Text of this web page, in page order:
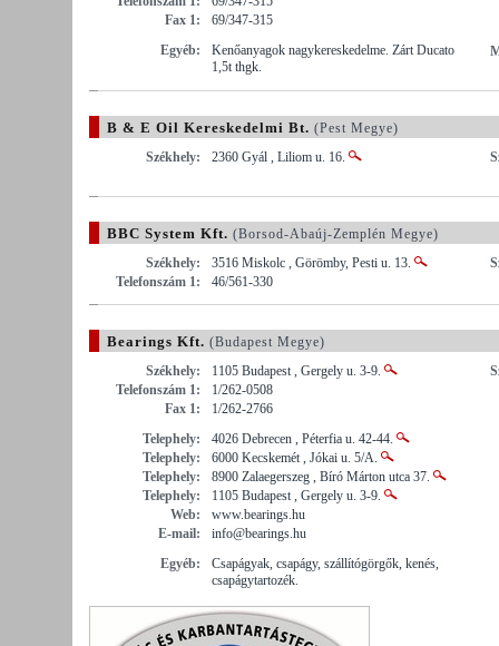
Fax 1:
69/347-315
Egyéb:
Kenőanyagok nagykereskedelme. Zárt Ducato
1,5t thgk.
B & E Oil Kereskedelmi Bt. (Pest Megye)
Székhely:
2360 Gyál , Liliom u. 16.
BBC System Kft. (Borsod-Abaúj-Zemplén Megye)
Székhely:
3516 Miskolc , Görömby, Pesti u. 13.
Telefonszám 1:
46/561-330
Bearings Kft. (Budapest Megye)
Székhely:
1105 Budapest , Gergely u. 3-9.
Telefonszám 1:
1/262-0508
Fax 1:
1/262-2766
Telephely:
4026 Debrecen , Péterfia u. 42-44.
Telephely:
6000 Kecskemét , Jókai u. 5/A.
Telephely:
8900 Zalaegerszeg , Bíró Márton utca 37.
Telephely:
1105 Budapest , Gergely u. 3-9.
Web:
www.bearings.hu
E-mail:
info@bearings.hu
Egyéb:
Csapágyak, csapágy, szállítógörgők, kenés,
csapágytartozék.